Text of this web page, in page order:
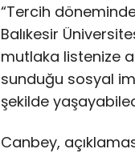
“Tercih
Balıkesir
mutlaka listenize
sunduğu sosyal
şekilde
Canbey,